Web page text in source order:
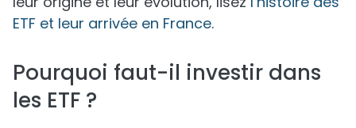
ETF et leur arrivée en France.
Pourquoi faut-il investir dans
les ETF ?